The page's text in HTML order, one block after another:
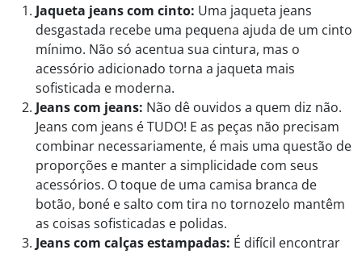
Jaqueta jeans com cinto: Uma jaqueta jeans
desgastada recebe uma pequena ajuda de um cinto
mínimo. Não só acentua sua cintura, mas o
acessório adicionado torna a jaqueta mais
sofisticada e moderna.
Jeans com jeans: Não dê ouvidos a quem diz não.
Jeans com jeans é TUDO! E as peças não precisam
combinar necessariamente, é mais uma questão de
proporções e manter a simplicidade com seus
acessórios. O toque de uma camisa branca de
botão, boné e salto com tira no tornozelo mantêm
as coisas sofisticadas e polidas.
Jeans com calças estampadas: É difícil encontrar